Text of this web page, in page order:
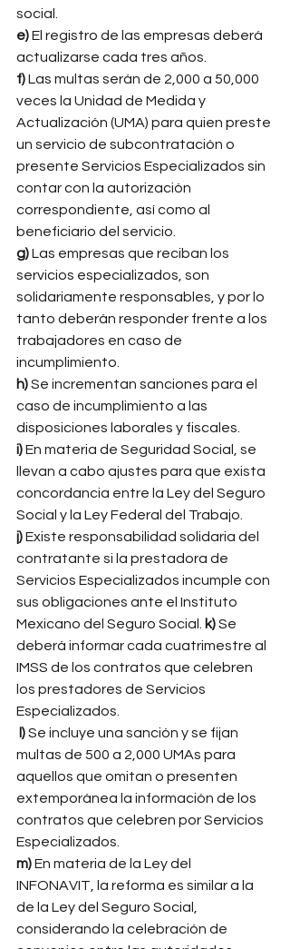
social.
e) El registro de las empresas deberá
actualizarse cada tres años.
f) Las multas serán de 2,000 a 50,000
veces la Unidad de Medida y
Actualización (UMA) para quien preste
un servicio de subcontratación o
presente Servicios Especializados sin
contar con la autorización
correspondiente, así como al
beneficiario del servicio.
g) Las empresas que reciban los
servicios especializados, son
solidariamente responsables, y por lo
tanto deberán responder frente a los
trabajadores en caso de
incumplimiento.
h) Se incrementan sanciones para el
caso de incumplimiento a las
disposiciones laborales y fiscales.
i) En materia de Seguridad Social, se
llevan a cabo ajustes para que exista
concordancia entre la Ley del Seguro
Social y la Ley Federal del Trabajo.
j) Existe responsabilidad solidaria del
contratante si la prestadora de
Servicios Especializados incumple con
sus obligaciones ante el Instituto
Mexicano del Seguro Social.
k) Se
deberá informar cada cuatrimestre al
IMSS de los contratos que celebren
los prestadores de Servicios
Especializados.
l) Se incluye una sanción y se fijan
multas de 500 a 2,000 UMAs para
aquellos que omitan o presenten
extemporánea la información de los
contratos que celebren por Servicios
Especializados.
m) En materia de la Ley del
INFONAVIT, la reforma es similar a la
de la Ley del Seguro Social,
considerando la celebración de